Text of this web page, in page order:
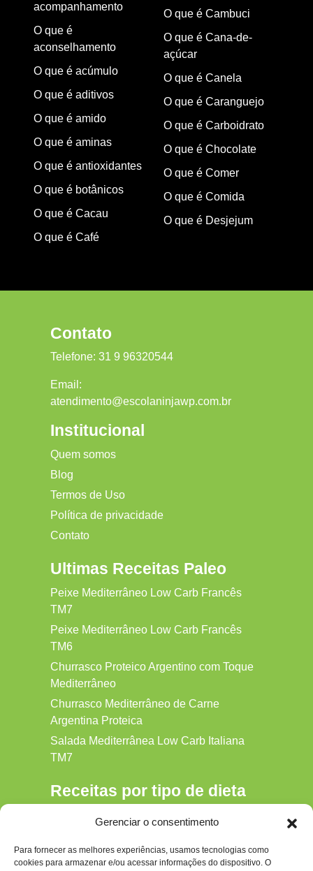
Gerenciar o consentimento
Para fornecer as melhores experiências, usamos tecnologias como
cookies para armazenar e/ou acessar informações do dispositivo. O
acompanhamento
O que é
aconselhamento
O que é acúmulo
O que é aditivos
O que é amido
O que é aminas
O que é antioxidantes
O que é botânicos
O que é Cacau
O que é Café
O que é Cambuci
O que é Cana-de-
açúcar
O que é Canela
O que é Caranguejo
O que é Carboidrato
O que é Chocolate
O que é Comer
O que é Comida
O que é Desjejum
Contato
Telefone: 31 9 96320544
Email:
atendimento@escolaninjawp.com.br
Institucional
Quem somos
Blog
Termos de Uso
Política de privacidade
Contato
Ultimas Receitas Paleo
Peixe Mediterrâneo Low Carb Francês
TM7
Peixe Mediterrâneo Low Carb Francês
TM6
Churrasco Proteico Argentino com Toque
Mediterrâneo
Churrasco Mediterrâneo de Carne
Argentina Proteica
Salada Mediterrânea Low Carb Italiana
TM7
Receitas por tipo de dieta
Gluten‑free